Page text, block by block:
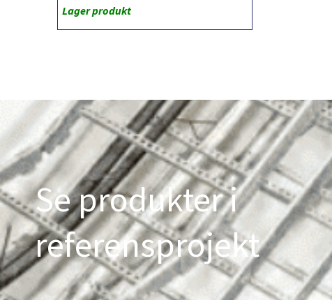
Lager produkt
Se produkter i
referensprojekt